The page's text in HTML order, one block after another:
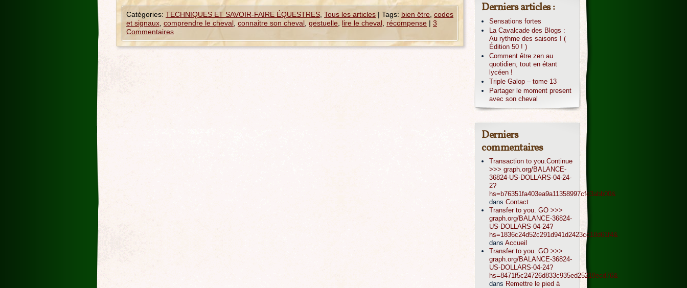
Catégories: TECHNIQUES ET SAVOIR-FAIRE ÉQUESTRES Tous les articles | Tags: bien être codes
et signaux comprendre le cheval connaitre son cheval gestuelle lire le cheval récompense | 3
Commentaires
Derniers articles :
Sensations fortes
La Cavalcade des Blogs :
Au rythme des saisons ! (
Édition 50 ! )
Comment être zen au
quotidien, tout en étant
lycéen !
Triple Galop – tome 13
Partager le moment present
avec son cheval
Derniers
commentaires
Transaction to you.Continue
>>> graph.org/BALANCE-
36824-US-DOLLARS-04-24-
2?
hs=b76351fa403ea9a11358997cfc3abb00&
dans Contact
Transfer to you. GO >>>
graph.org/BALANCE-36824-
US-DOLLARS-04-24?
hs=1836c24d52c291d941d2423cc18d61f4&
dans Accueil
Transfer to you. GO >>>
graph.org/BALANCE-36824-
US-DOLLARS-04-24?
hs=8471f5c24726d833c935ed25219ecd76&
dans Remettre le pied à